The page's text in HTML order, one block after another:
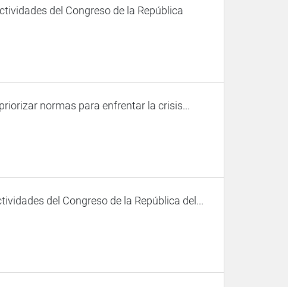
del Congreso de la República
normas para enfrentar la crisis...
del Congreso de la República del...